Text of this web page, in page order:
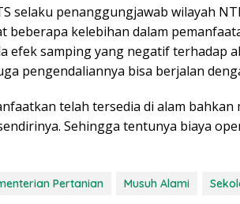
selaku penanggungjawab wilayah
beberapa kelebihan dalam
efek samping yang negatif terhadap
pengendaliannya bisa berjalan
telah tersedia di alam bahkan
Sehingga tentunya biaya
Pertanian Musuh Alami